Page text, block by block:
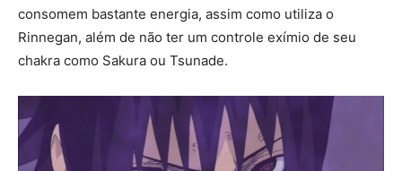
consomem bastante energia, assim como utiliza o
Rinnegan, além de não ter um controle exímio de seu
chakra como Sakura ou Tsunade.